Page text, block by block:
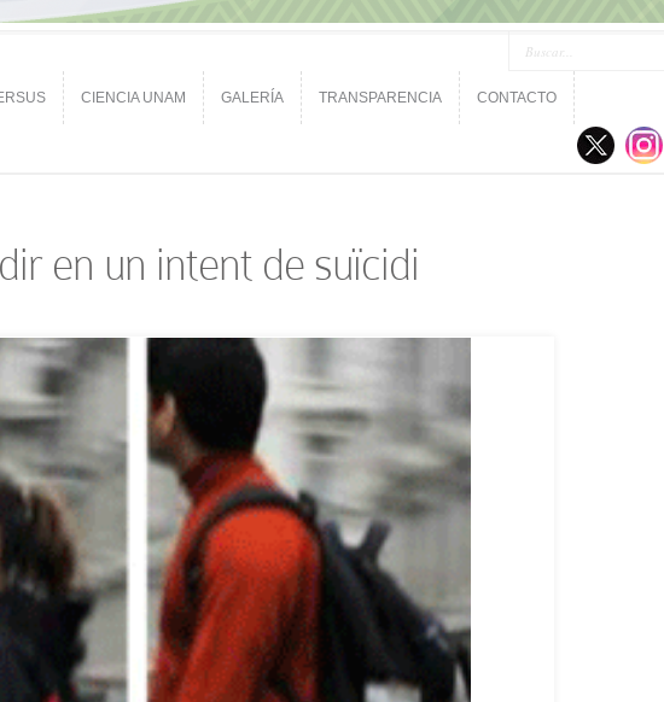
CIENCIA UNAM GALERÍA TRANSPARENCIA CONTACTO
en un intent de suïcidi